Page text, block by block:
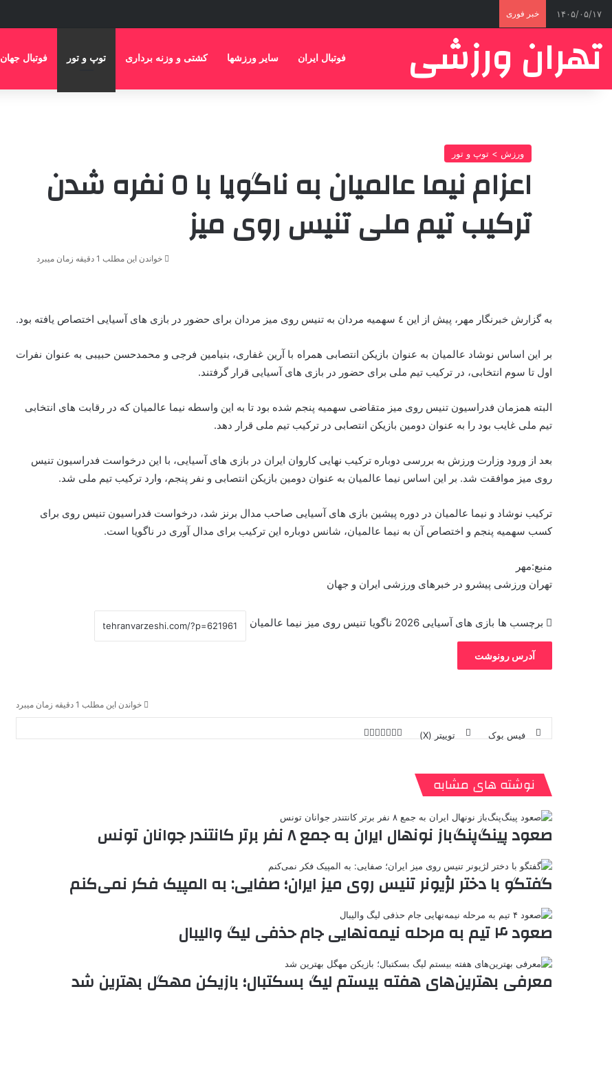
۱۴۰۵/۰۵/۱۷ خبر فوری
تهران ورزشی فوتبال ایران سایر ورزشها کشتی و وزنه برداری توپ و تور فوتبال جهان
ورزش > توپ و تور
اعزام نیما عالمیان به ناگویا با ٥ نفره شدن
ترکیب تیم ملی تنیس روی میز
خواندن این مطلب 1 دقیقه زمان میبرد
به گزارش خبرنگار مهر، پیش از این ٤ سهمیه مردان به تنیس روی میز مردان برای حضور در بازی های آسیایی اختصاص یافته بود.
بر این اساس نوشاد عالمیان به عنوان بازیکن انتصابی همراه با آرین غفاری، بنیامین فرجی و محمدحسن حبیبی به عنوان نفرات
اول تا سوم انتخابی، در ترکیب تیم ملی برای حضور در بازی های آسیایی قرار گرفتند.
البته همزمان فدراسیون تنیس روی میز متقاضی سهمیه پنجم شده بود تا به این واسطه نیما عالمیان که در رقابت های انتخابی
تیم ملی غایب بود را به عنوان دومین بازیکن انتصابی در ترکیب تیم ملی قرار دهد.
بعد از ورود وزارت ورزش به بررسی دوباره ترکیب نهایی کاروان ایران در بازی های آسیایی، با این درخواست فدراسیون تنیس
روی میز موافقت شد. بر این اساس نیما عالمیان به عنوان دومین بازیکن انتصابی و نفر پنجم، وارد ترکیب تیم ملی شد.
ترکیب نوشاد و نیما عالمیان در دوره پیشین بازی های آسیایی صاحب مدال برنز شد، درخواست فدراسیون تنیس روی برای
کسب سهمیه پنجم و اختصاص آن به نیما عالمیان، شانس دوباره این ترکیب برای مدال آوری در ناگویا است.
منبع:مهر
تهران ورزشی پیشرو در خبرهای ورزشی ایران و جهان
برچسب ها بازی های آسیایی 2026 ناگویا تنیس روی میز نیما عالمیان
آدرس رونوشت
خواندن این مطلب 1 دقیقه زمان میبرد
فیس بوک توییتر (X)
ن
ر
س
ت
a
k
e
م
ه
نوشته های مشابه
صعود پینگ‌پنگ‌باز نونهال ایران به جمع ۸ نفر برتر کانتندر جوانان تونس
گفتگو با دختر لژیونر تنیس روی میز ایران؛ صفایی: به المپیک فکر نمی‌کنم
صعود ۴ تیم به مرحله نیمه‌نهایی جام حذفی لیگ والیبال
معرفی بهترین‌های هفته بیستم لیگ بسکتبال؛ بازیکن مهگل بهترین شد